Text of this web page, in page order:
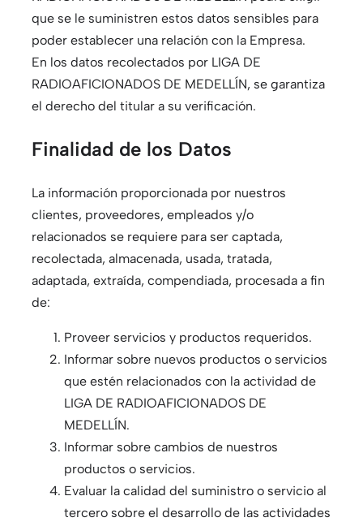
que se le suministren estos datos sensibles para
poder establecer una relación con la Empresa.
En los datos recolectados por LIGA DE
RADIOAFICIONADOS DE MEDELLÍN, se garantiza
el derecho del titular a su verificación.
Finalidad de los Datos
La información proporcionada por nuestros
clientes, proveedores, empleados y/o
relacionados se requiere para ser captada,
recolectada, almacenada, usada, tratada,
adaptada, extraída, compendiada, procesada a fin
de:
Proveer servicios y productos requeridos.
Informar sobre nuevos productos o servicios
que estén relacionados con la actividad de
LIGA DE RADIOAFICIONADOS DE
MEDELLÍN.
Informar sobre cambios de nuestros
productos o servicios.
Evaluar la calidad del suministro o servicio al
tercero sobre el desarrollo de las actividades